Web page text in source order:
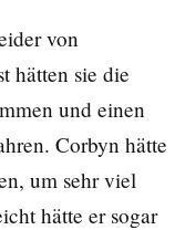
von
hätten sie die
und einen
Corbyn hätte
um sehr viel
hätte er sogar